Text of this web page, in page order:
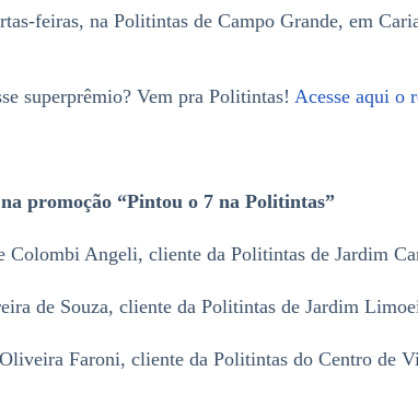
feiras, na Politintas de Campo Grande, em
superprêmio? Vem pra Politintas! Acesse aqui o
promoção “Pintou o 7 na Politintas”
Colombi Angeli, cliente da Politintas de Jardim
de Souza, cliente da Politintas de Jardim
Faroni, cliente da Politintas do Centro de